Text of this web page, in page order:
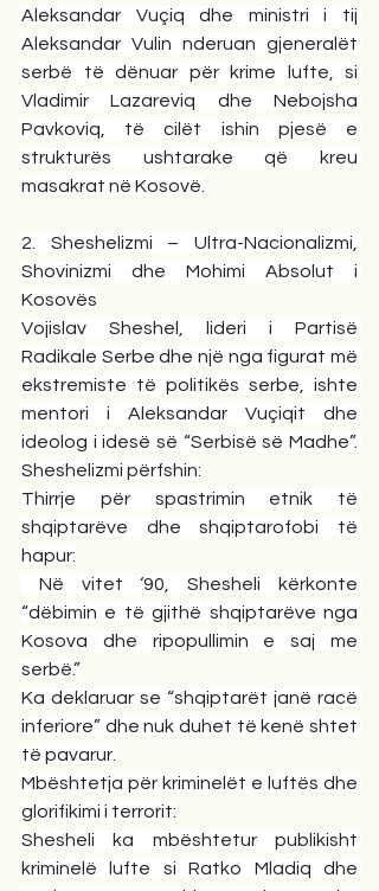
Aleksandar Vuçiq dhe ministri i tij
Aleksandar Vulin nderuan gjeneralët
serbë të dënuar për krime lufte, si
Vladimir Lazareviq dhe Nebojsha
Pavkoviq, të cilët ishin pjesë e
strukturës ushtarake që kreu
masakrat në Kosovë.
2. Sheshelizmi – Ultra-Nacionalizmi,
Shovinizmi dhe Mohimi Absolut i
Kosovës
Vojislav Sheshel, lideri i Partisë
Radikale Serbe dhe një nga figurat më
ekstremiste të politikës serbe, ishte
mentori i Aleksandar Vuçiqit dhe
ideolog i idesë së “Serbisë së Madhe”.
Sheshelizmi përfshin:
Thirrje për spastrimin etnik të
shqiptarëve dhe shqiptarofobi të
hapur:
Në vitet ‘90, Shesheli kërkonte
“dëbimin e të gjithë shqiptarëve nga
Kosova dhe ripopullimin e saj me
serbë.”
Ka deklaruar se “shqiptarët janë racë
inferiore” dhe nuk duhet të kenë shtet
të pavarur.
Mbështetja për kriminelët e luftës dhe
glorifikimi i terrorit:
Shesheli ka mbështetur publikisht
kriminelë lufte si Ratko Mladiq dhe